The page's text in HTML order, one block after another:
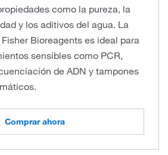
como la pureza, la
y los aditivos del agua. La
Bioreagents es ideal para
sensibles como PCR,
de ADN y tampones
Comprar ahora